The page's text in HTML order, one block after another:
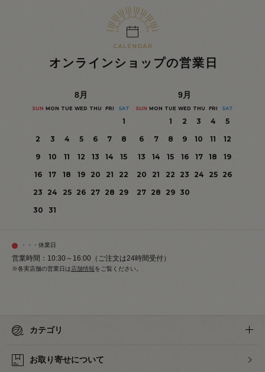
オンラインショップの営業日
8月
SUN MON TUE WED THU FRI SAT
1
2
3 4 5 6 7
8
9
10 11 12 13 14
15
16
17 18 19 20 21
22
23
24 25 26 27 28 29
30
31
9月
SUN MON TUE WED THU FRI SAT
1 2 3 4
5
6
7 8 9 10 11
12
13
14 15 16 17 18
19
20
21 22 23 24 25
26
27 28 29 30
・・・休業日
営業時間：10:30～16:00（ご注文は24時間受付）
※各実店舗の営業日は店舗情報をご覧ください。
カテゴリ
お取り寄せについて